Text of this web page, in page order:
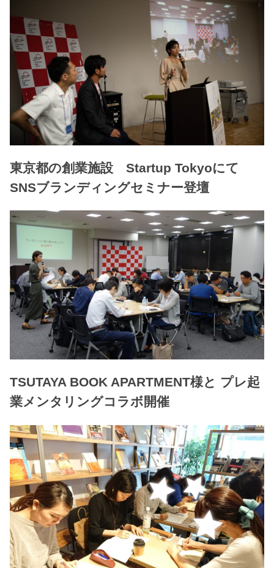
東京都の創業施設 Startup Tokyoにて
SNSブランディングセミナー登壇
TSUTAYA BOOK APARTMENT様と プレ起
業メンタリングコラボ開催